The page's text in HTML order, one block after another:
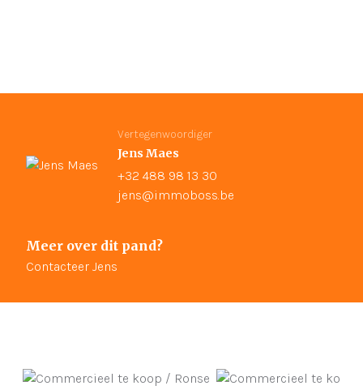
Vertegenwoordiger
Jens Maes
+32 488 98 13 30
jens@immoboss.be
Meer over dit pand?
Contacteer Jens